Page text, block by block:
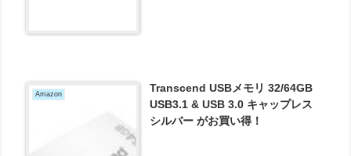
Amazon
Transcend USBメモリ 32/64GB
USB3.1 & USB 3.0 キャップレス
シルバー がお買い得！